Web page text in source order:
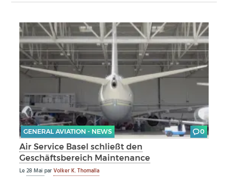
GENERAL AVIATION - NEWS 0
Air Service Basel schließt den
Geschäftsbereich Maintenance
Le28 MaiparVolker K. Thomalla